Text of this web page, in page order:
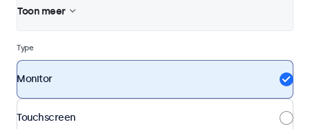
Toon meer
Type
Monitor
Touchscreen